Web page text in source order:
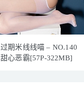
过期米线线喵 – NO.140
甜心恶霸[57P-322MB]